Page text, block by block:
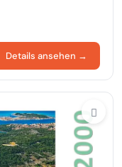
Details ansehen →